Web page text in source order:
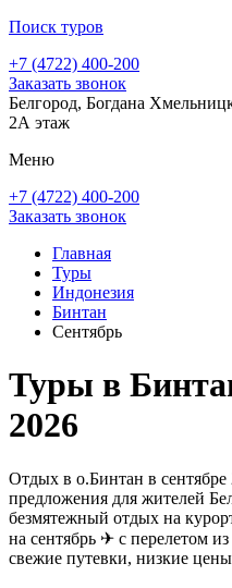
Поиск туров
+7 (4722) 400-200
Заказать звонок
Белгород, Богдана
2А этаж
Меню
+7 (4722) 400-200
Заказать звонок
Главная
Туры
Индонезия
Бинтан
Сентябрь
Туры в
2026
Отдых в о.Бинтан в
предложения для жителей
безмятежный отдых на
на сентябрь ✈ с перелетом
свежие путевки, низкие